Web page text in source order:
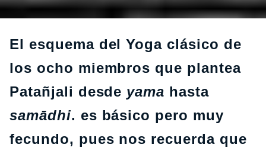
El esquema del Yoga clásico de
los ocho miembros que plantea
Patañjali desde yama hasta
samādhi. es básico pero muy
fecundo, pues nos recuerda que